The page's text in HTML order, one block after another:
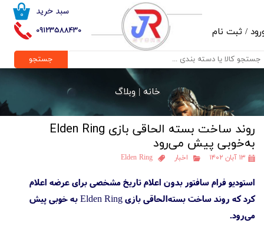
09123588430
۰ سبد خرید
/ ثبت نام
حساب کاربری من
تغییر گذر واژه
خروج از حساب کاربری
جستجو
خانه |وبلاگ
روند ساخت بسته الحاقی بازی Elden Ring
به‌خوبی پیش می‌رود
۱۳ آبان ۱۴۰۲ اخبار Elden Ring
استودیو فرام سافتور بدون اعلام تاریخ مشخصی برای عرضه اعلام
کرد که روند ساخت بسته‌الحاقی بازی Elden Ring به خوبی پیش
می‌رود.